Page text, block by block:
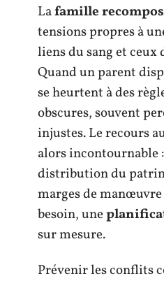
Lafamille
tensions propres à
liens du sang et
Quand un parent
se heurtent à des
obscures, souvent
injustes. Le recours
alors incontournable
distribution du
marges de
besoin, une
sur mesure.
Prévenir les conflits